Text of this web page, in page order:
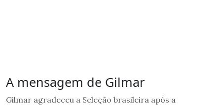
A mensagem de Gilmar
Gilmar agradeceu a Seleção brasileira após a